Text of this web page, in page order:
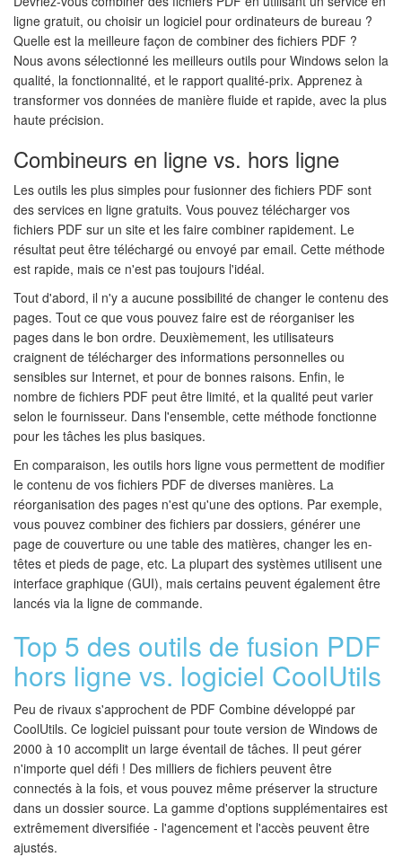
ligne gratuit, ou choisir un logiciel pour ordinateurs de bureau ?
Quelle est la meilleure façon de combiner des fichiers PDF ?
Nous avons sélectionné les meilleurs outils pour Windows selon la
qualité, la fonctionnalité, et le rapport qualité-prix. Apprenez à
transformer vos données de manière fluide et rapide, avec la plus
haute précision.
Combineurs en ligne vs. hors ligne
Les outils les plus simples pour fusionner des fichiers PDF sont
des services en ligne gratuits. Vous pouvez télécharger vos
fichiers PDF sur un site et les faire combiner rapidement. Le
résultat peut être téléchargé ou envoyé par email. Cette méthode
est rapide, mais ce n'est pas toujours l'idéal.
Tout d'abord, il n'y a aucune possibilité de changer le contenu des
pages. Tout ce que vous pouvez faire est de réorganiser les
pages dans le bon ordre. Deuxièmement, les utilisateurs
craignent de télécharger des informations personnelles ou
sensibles sur Internet, et pour de bonnes raisons. Enfin, le
nombre de fichiers PDF peut être limité, et la qualité peut varier
selon le fournisseur. Dans l'ensemble, cette méthode fonctionne
pour les tâches les plus basiques.
En comparaison, les outils hors ligne vous permettent de modifier
le contenu de vos fichiers PDF de diverses manières. La
réorganisation des pages n'est qu'une des options. Par exemple,
vous pouvez combiner des fichiers par dossiers, générer une
page de couverture ou une table des matières, changer les en-
têtes et pieds de page, etc. La plupart des systèmes utilisent une
interface graphique (GUI), mais certains peuvent également être
lancés via la ligne de commande.
Top 5 des outils de fusion PDF
hors ligne vs. logiciel CoolUtils
Peu de rivaux s'approchent de PDF Combine développé par
CoolUtils. Ce logiciel puissant pour toute version de Windows de
2000 à 10 accomplit un large éventail de tâches. Il peut gérer
n'importe quel défi ! Des milliers de fichiers peuvent être
connectés à la fois, et vous pouvez même préserver la structure
dans un dossier source. La gamme d'options supplémentaires est
extrêmement diversifiée - l'agencement et l'accès peuvent être
ajustés.